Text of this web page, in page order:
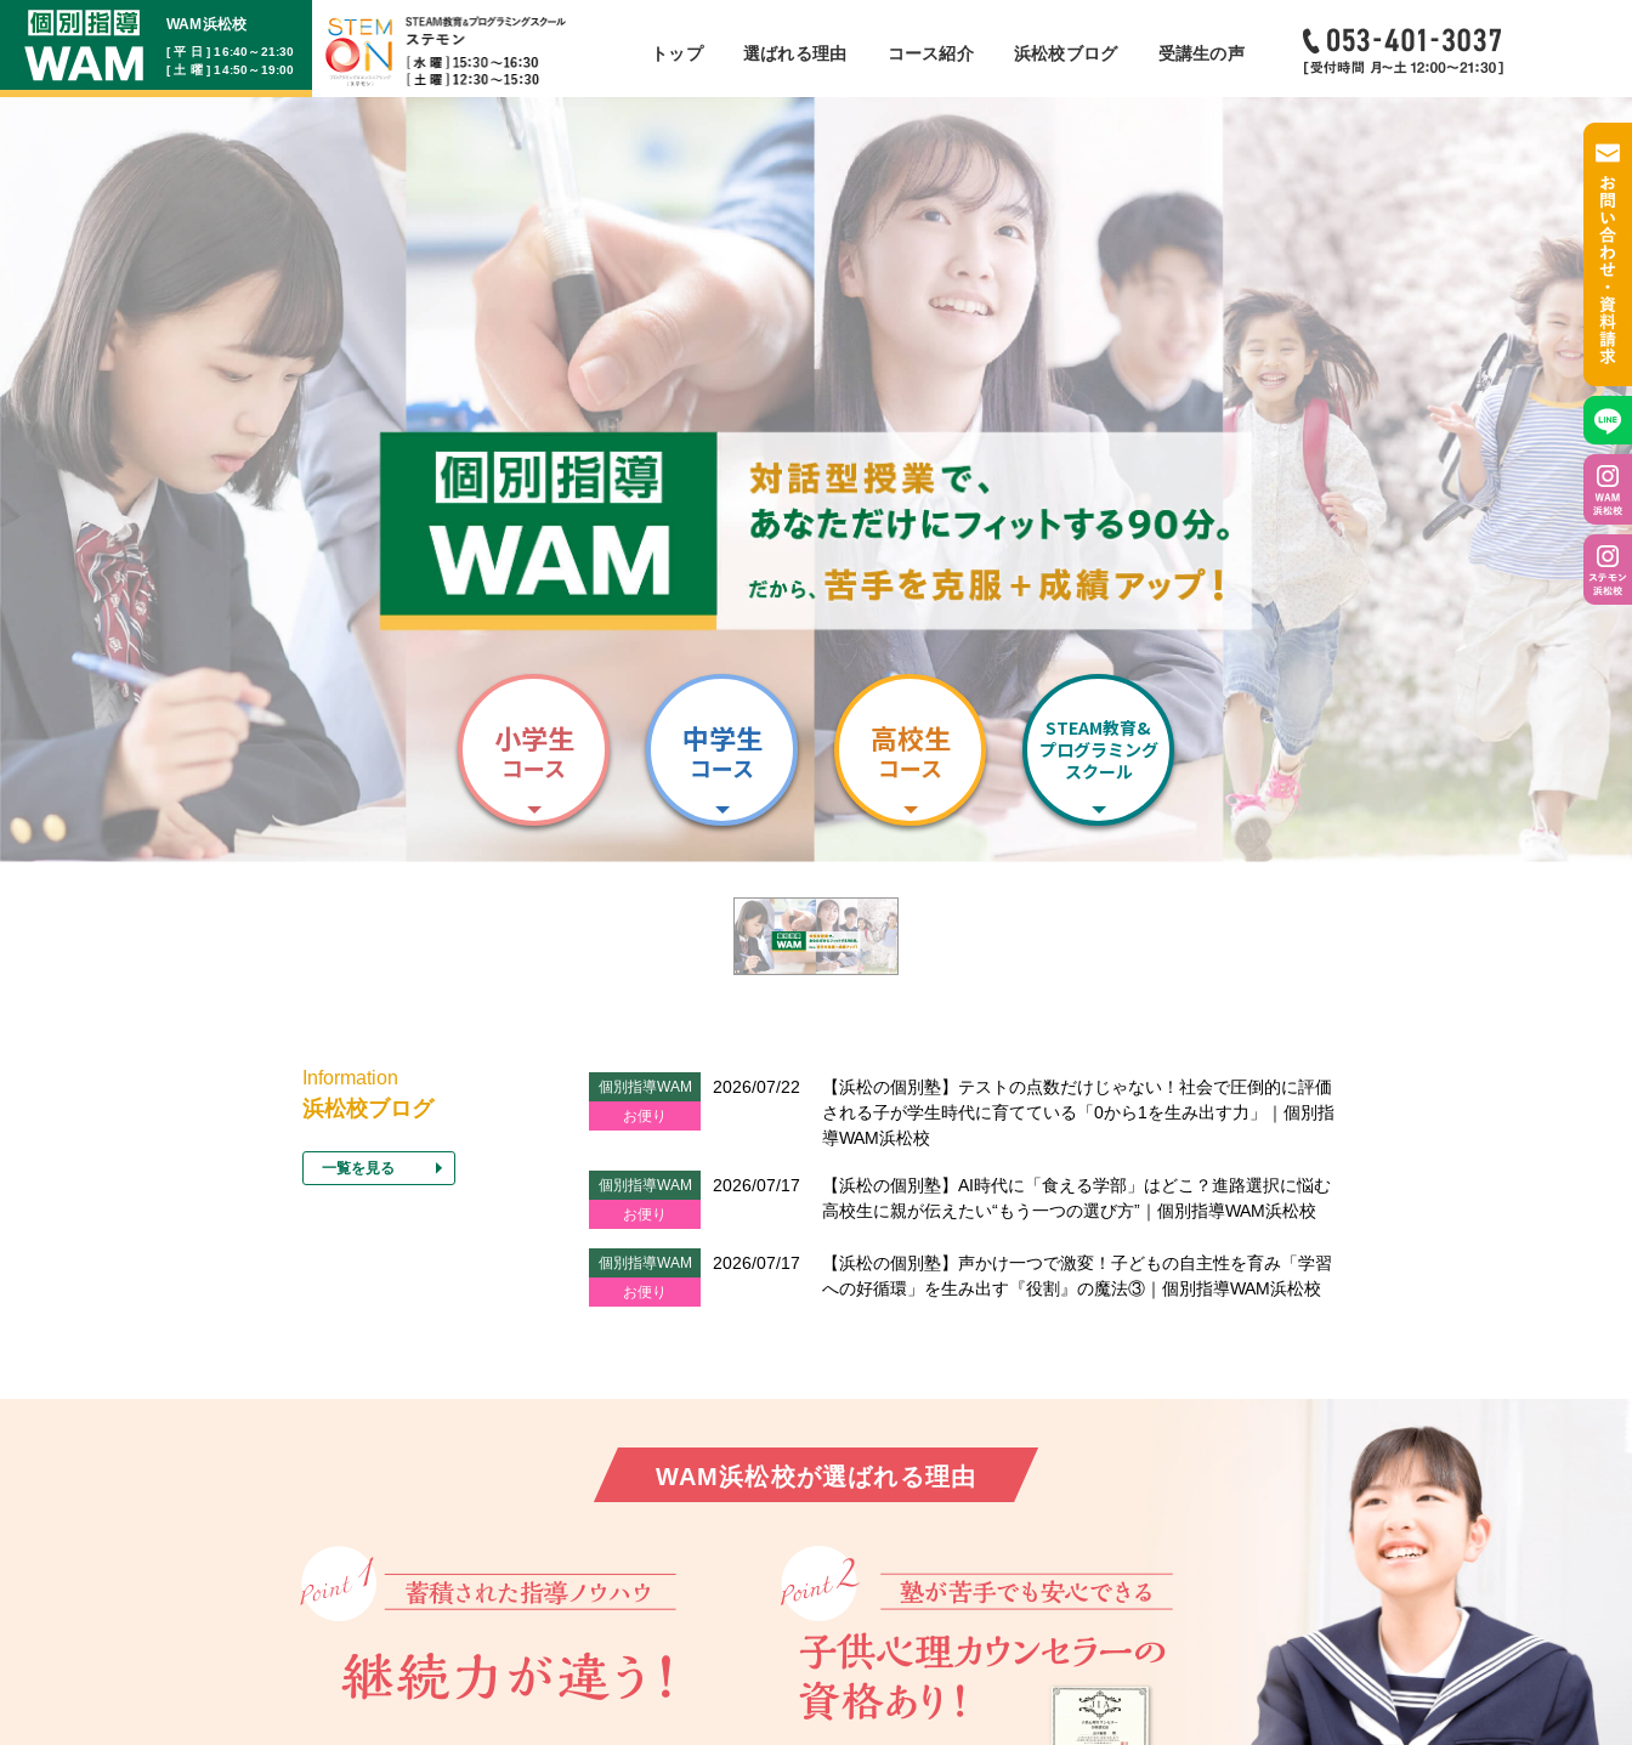
WAM浜松校
[ 平 日 ] 16:40～21:30
[ 土 曜 ] 14:50～19:00
トップ 選ばれる理由 コース紹介 浜松校ブログ 受講生の声
小学生
コース
中学生
コース
高校生
コース
STEAM教育&
プログラミング
スクール
Information
浜松校ブログ
一覧を見る
個別指導WAM
お便り
2026/07/22
【浜松の個別塾】テストの点数だけじゃない！社会で圧倒的に評価
される子が学生時代に育てている「0から1を生み出す力」｜個別指
導WAM浜松校
個別指導WAM
お便り
2026/07/17
【浜松の個別塾】AI時代に「食える学部」はどこ？進路選択に悩む
高校生に親が伝えたい“もう一つの選び方”｜個別指導WAM浜松校
個別指導WAM
お便り
2026/07/17
【浜松の個別塾】声かけ一つで激変！子どもの自主性を育み「学習
への好循環」を生み出す『役割』の魔法③｜個別指導WAM浜松校
WAM浜松校が選ばれる理由